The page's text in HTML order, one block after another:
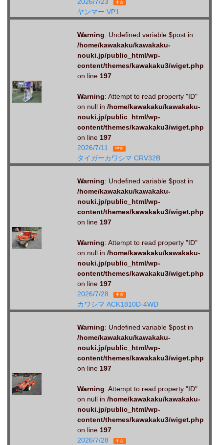
2026/7/23 中古
ヤンマー VP1
Warning: Undefined variable $post in
/home/kawakaku/kawakaku-
nouki.jp/public_html/wp-
content/themes/kawakaku3/wiget.php
on line 197
Warning: Attempt to read property "ID"
on null in /home/kawakaku/kawakaku-
nouki.jp/public_html/wp-
content/themes/kawakaku3/wiget.php
on line 197
2026/7/11
中古
タイガーカワシマ CRV32B
Warning: Undefined variable $post in
/home/kawakaku/kawakaku-
nouki.jp/public_html/wp-
content/themes/kawakaku3/wiget.php
on line 197
Warning: Attempt to read property "ID"
on null in /home/kawakaku/kawakaku-
nouki.jp/public_html/wp-
content/themes/kawakaku3/wiget.php
on line 197
2026/7/28
中古
カワシマ ACK1810D-4WD
Warning: Undefined variable $post in
/home/kawakaku/kawakaku-
nouki.jp/public_html/wp-
content/themes/kawakaku3/wiget.php
on line 197
Warning: Attempt to read property "ID"
on null in /home/kawakaku/kawakaku-
nouki.jp/public_html/wp-
content/themes/kawakaku3/wiget.php
on line 197
2026/7/28
中古